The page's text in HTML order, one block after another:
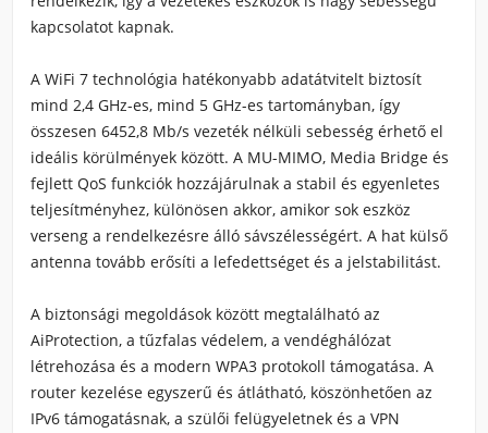
kapcsolatot kapnak.
A WiFi 7 technológia hatékonyabb adatátvitelt biztosít
mind 2,4 GHz-es, mind 5 GHz-es tartományban, így
összesen 6452,8 Mb/s vezeték nélküli sebesség érhető el
ideális körülmények között. A MU-MIMO, Media Bridge és
fejlett QoS funkciók hozzájárulnak a stabil és egyenletes
teljesítményhez, különösen akkor, amikor sok eszköz
verseng a rendelkezésre álló sávszélességért. A hat külső
antenna tovább erősíti a lefedettséget és a jelstabilitást.
A biztonsági megoldások között megtalálható az
AiProtection, a tűzfalas védelem, a vendéghálózat
létrehozása és a modern WPA3 protokoll támogatása. A
router kezelése egyszerű és átlátható, köszönhetően az
IPv6 támogatásnak, a szülői felügyeletnek és a VPN